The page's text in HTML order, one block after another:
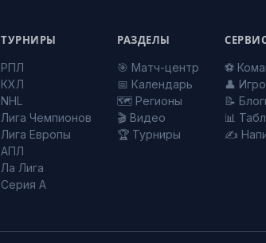
ТУРНИРЫ
РПЛ
КХЛ
NHL
Лига Чемпионов
Лига Европы
АПЛ
Ла Лига
Серия А
РАЗДЕЛЫ
🎯 Матч-центр
📅 Календарь
🗺️ Регионы
🎬 Видео
🏆 Турниры
⚽
👤
📝
📊
✍️